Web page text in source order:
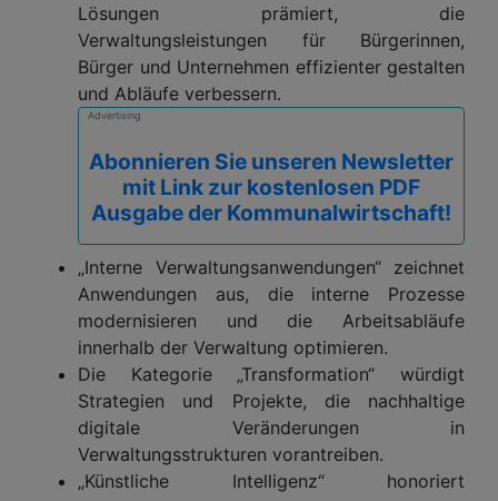
Lösungen prämiert, die
Verwaltungsleistungen für Bürgerinnen,
Bürger und Unternehmen effizienter gestalten
und Abläufe verbessern.
Advertising
Abonnieren Sie unseren Newsletter
mit Link zur kostenlosen PDF
Ausgabe der Kommunalwirtschaft!
„Interne Verwaltungsanwendungen“ zeichnet
Anwendungen aus, die interne Prozesse
modernisieren und die Arbeitsabläufe
innerhalb der Verwaltung optimieren.
Die Kategorie „Transformation“ würdigt
Strategien und Projekte, die nachhaltige
digitale Veränderungen in
Verwaltungsstrukturen vorantreiben.
„Künstliche Intelligenz“ honoriert